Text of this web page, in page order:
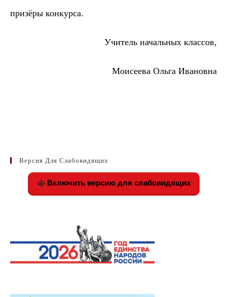
призёры конкурса.
Учитель начальных классов,
Моисеева Ольга Ивановна
Версия Для Слабовидящих
Включить версию для слабовидящих